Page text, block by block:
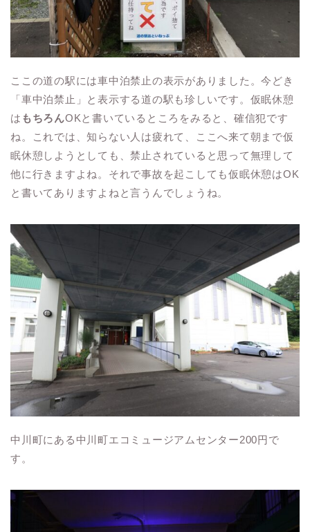
ここの道の駅には車中泊禁止の表示がありました。今どき
「車中泊禁止」と表示する道の駅も珍しいです。仮眠休憩
は もちろんOKと書いているところをみると、確信犯です
ね。これでは、知らない人は疲れて、ここへ来て朝まで仮
眠休憩しようとしても、禁止されていると思って無理して
他に行きますよね。それで事故を起こしても仮眠休憩はOK
と書いてありますよねと言うんでしょうね。
中川町にある中川町エコミュージアムセンター200円で
す。